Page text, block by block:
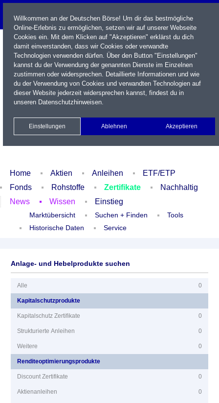
Name / WKN / ISIN / Kürzel
Newsletter Kontakt
Xetra Realtime
Watchlist Portfolio Login
Home Aktien Anleihen
ETF/ETP
Fonds
Rohstoffe Zertifikate
Nachhaltig
News
Wissen Einstieg
Marktübersicht Suchen + Finden
Tools
Historische Daten
Service
Anlage- und Hebelprodukte suchen
Alle 0
Kapitalschutzprodukte
Kapitalschutz Zertifikate 0
Strukturierte Anleihen 0
Weitere 0
Renditeoptimierungsprodukte
Discount Zertifikate 0
Aktienanleihen 0
Willkommen an der Deutschen Börse! Um dir das bestmögliche
Online-Erlebnis zu ermöglichen, setzen wir auf unserer Webseite
Cookies ein. Mit dem Klicken auf "Akzeptieren" erklärst du dich
damit einverstanden, dass wir Cookies oder verwandte
Technologien verwenden dürfen. Über den Button "Einstellungen"
kannst du der Verwendung der genannten Dienste im Einzelnen
zustimmen oder widersprechen. Detaillierte Informationen und wie
du der Verwendung von Cookies und verwandten Technologien auf
dieser Website jederzeit widersprechen kannst, findest du in
unseren Datenschutzhinweisen.
Einstellungen Ablehnen Akzeptieren